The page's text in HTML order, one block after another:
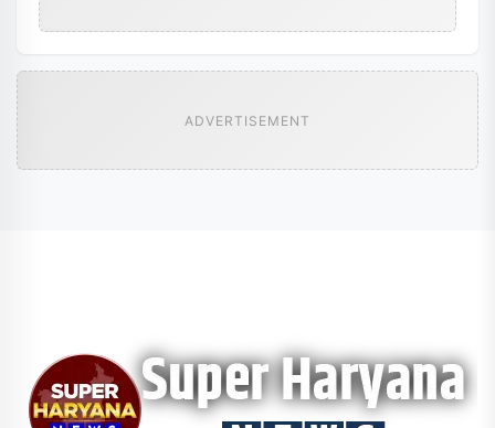
ADVERTISEMENT